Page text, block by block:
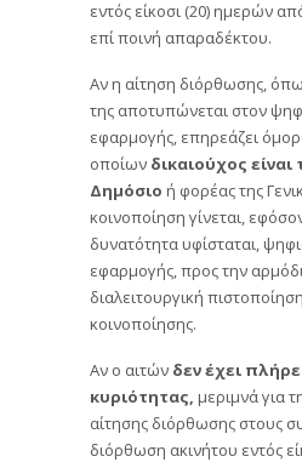
εντός είκοσι (20) ημερών
επί ποινή απαραδέκτου.
Αν η αίτηση διόρθωσης,
της αποτυπώνεται στον
εφαρμογής, επηρεάζει
οποίων δικαιούχος είναι
Δημόσιο ή φορέας της
κοινοποίηση γίνεται,
δυνατότητα υφίσταται,
εφαρμογής, προς την
διαλειτουργική
κοινοποίησης.
Αν ο αιτών δεν έχει
κυριότητας, μεριμνά για
αίτησης διόρθωσης στους
διόρθωση ακινήτου εντός